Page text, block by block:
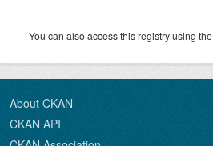
You can also access this registry using the
About CKAN
CKAN API